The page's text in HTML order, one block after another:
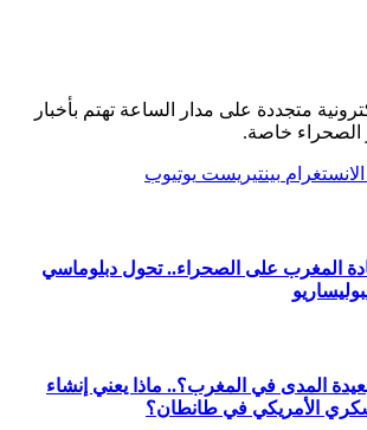
إلكترونية متجددة على مدار الساعة تهتم بأخبار
الصحراء خاصة.
الانستغرام بينتيريست يوتيوب
المغرب على الصحراء.. تحول دبلوماسي
المدى في المغرب؟.. ماذا يعني إنشاء